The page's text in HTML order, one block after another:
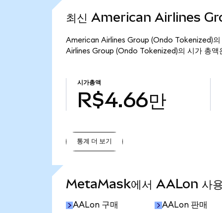
최신 American Airlines
American Airlines Group (Ondo Tokenized)
Airlines Group (Ondo Tokenized)의 시가 총액
시가총액
R$4.66만
통계 더 보기
MetaMask에서 AALon 사
AALon 구매 AALon 판매